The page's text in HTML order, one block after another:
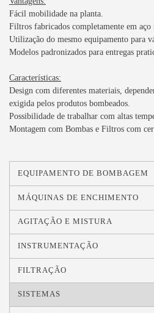
EQUIPAMENTO DE BOMBAGEM
MÁQUINAS DE ENCHIMENTO
AGITAÇÃO E MISTURA
INSTRUMENTAÇÃO
FILTRAÇÃO
SISTEMAS
Fácil mobilidade na planta.
Filtros fabricados completamente em
Utilização do mesmo equipamento para
Modelos padronizados para entregas
Características:
Design com diferentes materiais,
exigida pelos produtos bombeados.
Possibilidade de trabalhar com altas
Montagem com Bombas e Filtros com